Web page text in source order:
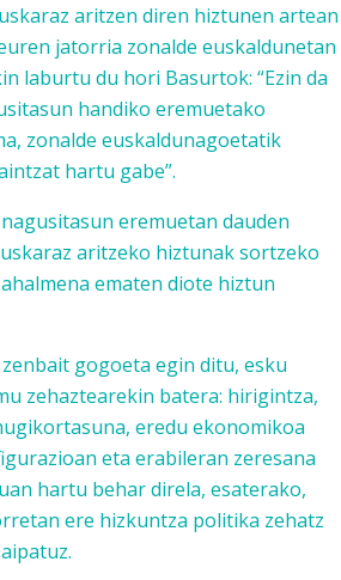
aritzen diren hiztunen artean
jatorria zonalde euskaldunetan
laburtu du hori Basurtok: “Ezin da
handiko eremuetako
zonalde euskaldunagoetatik
hartu gabe”.
eremuetan dauden
aritzeko hiztunak sortzeko
ematen diote hiztun
gogoeta egin ditu, esku
zehaztearekin batera: hirigintza,
eredu ekonomikoa
eta erabileran zeresana
hartu behar direla, esaterako,
ere hizkuntza politika zehatz